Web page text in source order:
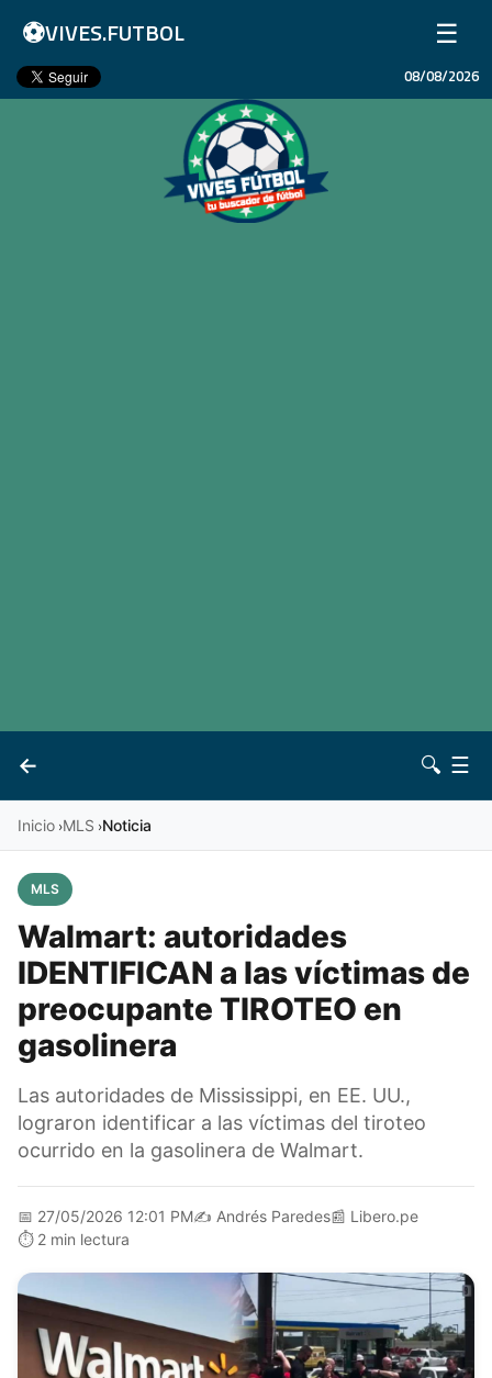
⚽VIVES.FUTBOL ☰
Inicio
08/08/2026
←
Vives 🔍 ☰
Inicio ›MLS ›Noticia
MLS
Walmart: autoridades
IDENTIFICAN a las víctimas de
preocupante TIROTEO en
gasolinera
Las autoridades de Mississippi, en EE. UU.,
lograron identificar a las víctimas del tiroteo
ocurrido en la gasolinera de Walmart.
📅 27/05/2026 12:01 PM✍️ Andrés Paredes📰 Libero.pe
⏱️ 2 min lectura